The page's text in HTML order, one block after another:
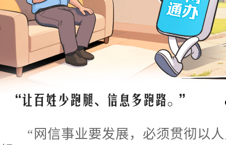
“网信事业要发展，必须贯彻以人